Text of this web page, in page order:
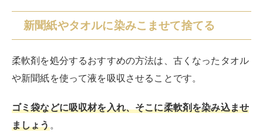
新聞紙やタオルに染みこませて捨てる
柔軟剤を処分するおすすめの方法は、古くなったタオル
や新聞紙を使って液を吸収させることです。
ゴミ袋などに吸収材を入れ、そこに柔軟剤を染み込ませ
ましょう。